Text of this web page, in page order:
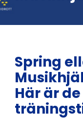
Spring
Här är